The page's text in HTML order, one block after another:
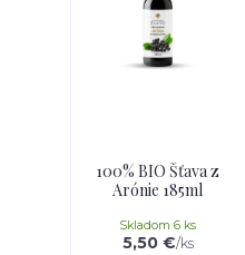
100% BIO Šťava z
Arónie 185ml
5,50 €/ks
Skladom 6 ks